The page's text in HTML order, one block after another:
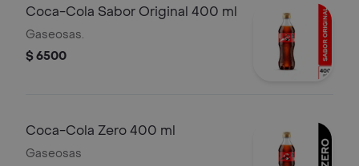
Coca-Cola Sabor Original 400 ml
Gaseosas.
$ 6500
Coca-Cola Zero 400 ml
Gaseosas